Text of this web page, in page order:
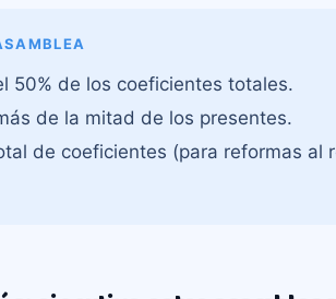
50% de los coeficientes totales.
de la mitad de los presentes.
de coeficientes (para reformas al